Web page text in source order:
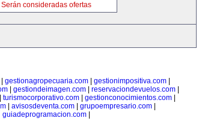
Serán consideradas ofertas
gestionagropecuaria.com| gestionimpositiva.com|
| gestiondeimagen.com| reservaciondevuelos.com|
turismocorporativo.com| gestionconocimientos.com|
| avisosdeventa.com| grupoempresario.com|
guiadeprogramacion.com